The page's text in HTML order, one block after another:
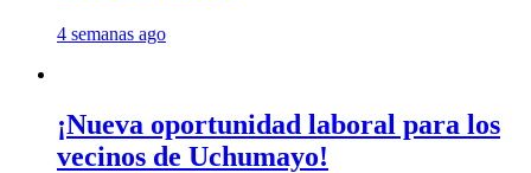
4 semanas ago
¡Nueva oportunidad laboral para los
vecinos de Uchumayo!